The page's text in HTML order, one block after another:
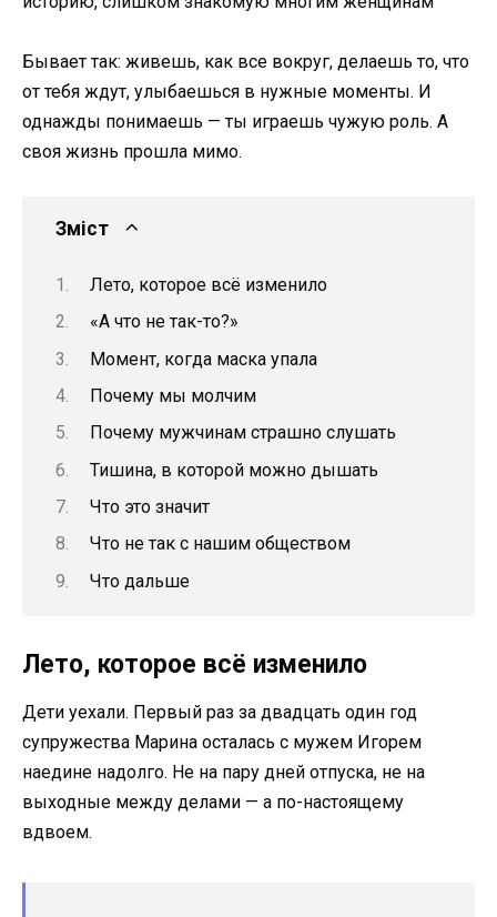
Бывает так: живешь, как все вокруг, делаешь то, что
от тебя ждут, улыбаешься в нужные моменты. И
однажды понимаешь — ты играешь чужую роль. А
своя жизнь прошла мимо.
Зміст
Лето, которое всё изменило
«А что не так-то?»
Момент, когда маска упала
Почему мы молчим
Почему мужчинам страшно слушать
Тишина, в которой можно дышать
Что это значит
Что не так с нашим обществом
Что дальше
Лето, которое всё изменило
Дети уехали. Первый раз за двадцать один год
супружества Марина осталась с мужем Игорем
наедине надолго. Не на пару дней отпуска, не на
выходные между делами — а по-настоящему
вдвоем.